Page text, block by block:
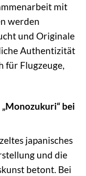
mit
werden
und Originale
Authentizität
für Flugzeuge,
bei
japanisches
und die
betont. Bei